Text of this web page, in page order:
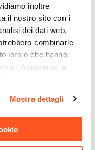
inoltre
il nostro sito con i
dei dati web,
combinarle
loro o che hanno
Attraverso la
gestire le proprie
si invita a leggere la
Mostra dettagli
FSN-BD
bidet 13,5h cm
– Fusion